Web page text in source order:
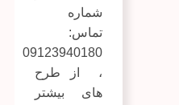
شماره
تماس:
09123940180
، از طرح
های بیشتر